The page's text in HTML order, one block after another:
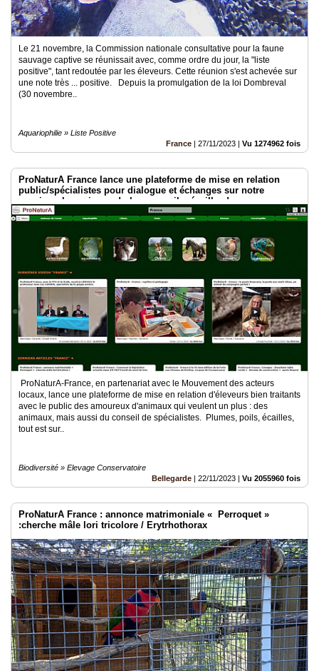
Le 21 novembre, la Commission nationale consultative pour la faune
sauvage captive se réunissait avec, comme ordre du jour, la "liste
positive", tant redoutée par les éleveurs. Cette réunion s'est achevée sur
une note très ... positive. Depuis la promulgation de la loi Dombreval
(30 novembre..
Aquariophilie » Liste Positive
France | 27/11/2023 | Vu 1274962 fois
ProNaturA France lance une plateforme de mise en relation
public/spécialistes pour dialogue et échanges sur notre
passion : les animaux ! plumes, poils, écailles !
ProNaturA-France, en partenariat avec le Mouvement des acteurs
locaux, lance une plateforme de mise en relation d'éleveurs bien traitants
avec le public des amoureux d'animaux qui veulent un plus : des
animaux, mais aussi du conseil de spécialistes. Plumes, poils, écailles,
tout est sur..
Biodiversité » Elevage Conservatoire
Bellegarde | 22/11/2023 | Vu 2055960 fois
ProNaturA France : annonce matrimoniale « Perroquet »
:cherche mâle lori tricolore / Erytrhothorax